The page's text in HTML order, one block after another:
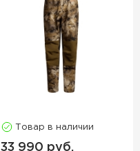
Товар в наличии
33 990 руб.